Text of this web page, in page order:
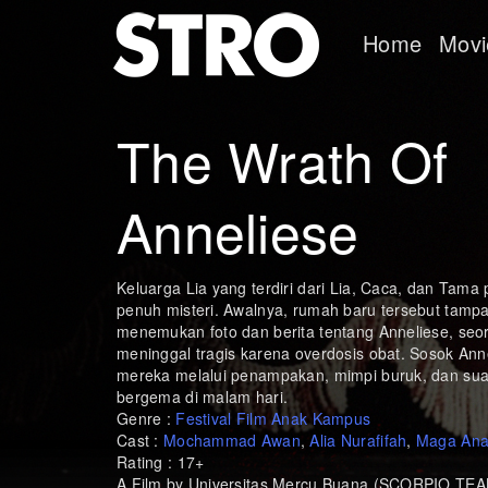
Home
The Wrath Of
Anneliese
Keluarga Lia yang terdiri dari Lia, Caca, dan
penuh misteri. Awalnya, rumah baru tersebut
menemukan foto dan berita tentang Anneliese,
meninggal tragis karena overdosis obat. Sosok
mereka melalui penampakan, mimpi buruk, dan
bergema di malam hari.
Genre : Festival Film Anak Kampus
Cast : Mochammad Awan,Alia Nurafifah, Maga
Rating : 17+
A Film by Universitas Mercu Buana (SCORPIO